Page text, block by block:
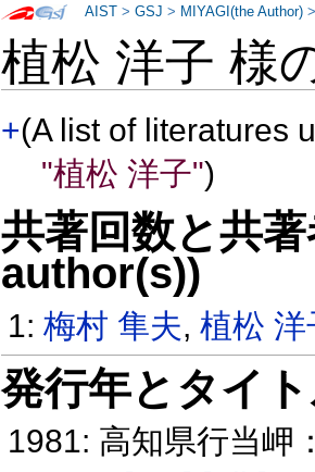
植松 洋子 様
+(A list of literatures
"植松 洋子")
共著回数と共
author(s))
1:梅村 隼夫,植松 洋
発行年とタイ
1981: 高知県行当岬
AIST >GSJ > MIYAGI(the Author)